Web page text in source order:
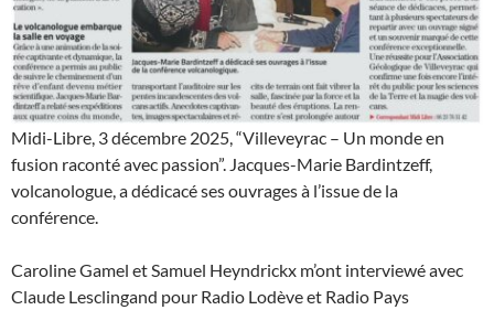
Midi-Libre, 3 décembre 2025, “Villeveyrac – Un monde en
fusion raconté avec passion”. Jacques-Marie Bardintzeff,
volcanologue, a dédicacé ses ouvrages à l’issue de la
conférence.
Caroline Gamel et Samuel Heyndrickx m’ont interviewé avec
Claude Lesclingand pour Radio Lodève et Radio Pays